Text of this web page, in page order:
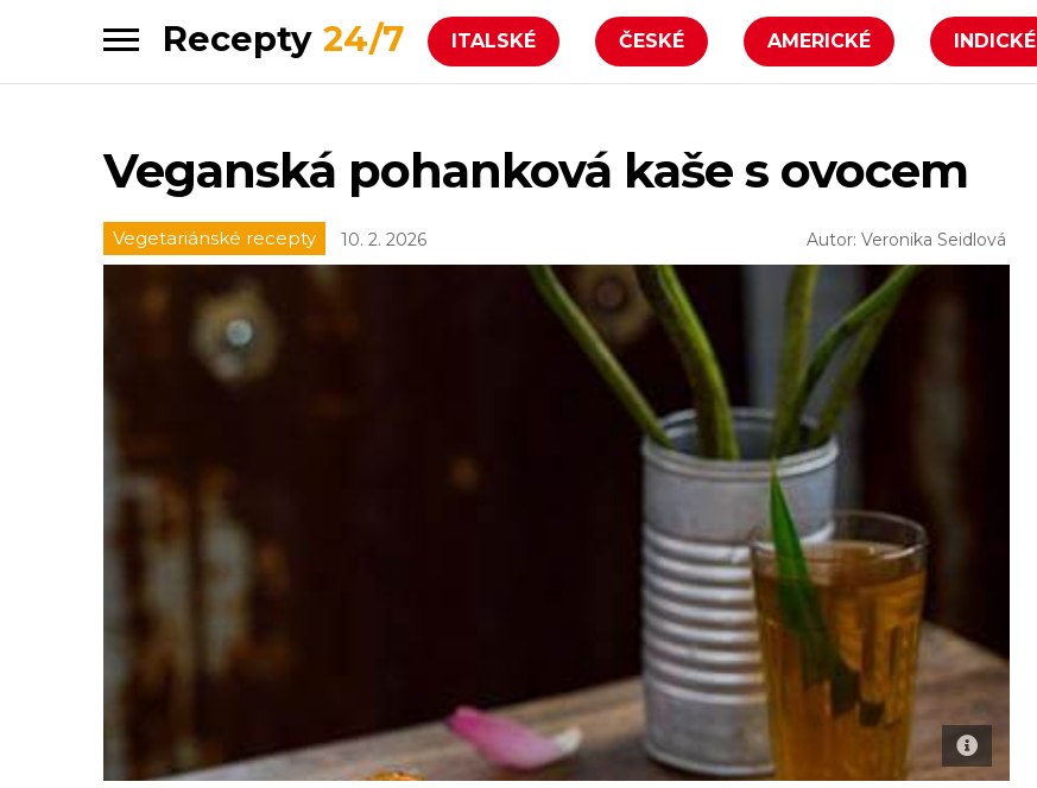
Skip
to
Skip
to
Recepty 24/7 INDICKÉ
AMERICKÉ
ČESKÉ
ITALSKÉ
Veganská pohanková kaše s ovocem
Vegetariánské recepty 10. 2. 2026 Autor: Veronika Seidlová